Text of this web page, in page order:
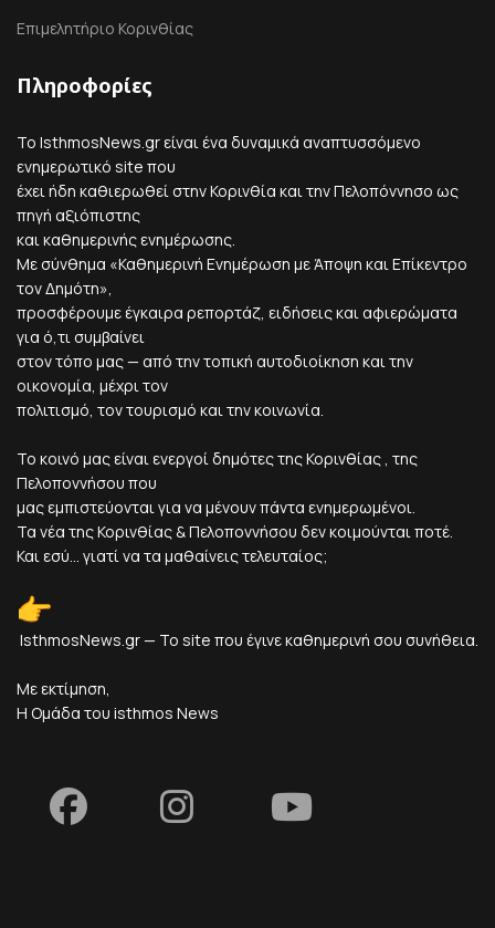
Επιμελητήριο Κορινθίας
Πληροφορίες
Το IsthmosNews.gr είναι ένα δυναμικά αναπτυσσόμενο
ενημερωτικό site που
έχει ήδη καθιερωθεί στην Κορινθία και την Πελοπόννησο ως
πηγή αξιόπιστης
και καθημερινής ενημέρωσης.
Με σύνθημα «Καθημερινή Ενημέρωση με Άποψη και Επίκεντρο
τον Δημότη»,
προσφέρουμε έγκαιρα ρεπορτάζ, ειδήσεις και αφιερώματα
για ό,τι συμβαίνει
στον τόπο μας — από την τοπική αυτοδιοίκηση και την
οικονομία, μέχρι τον
πολιτισμό, τον τουρισμό και την κοινωνία.
Το κοινό μας είναι ενεργοί δημότες της Κορινθίας , της
Πελοποννήσου που
μας εμπιστεύονται για να μένουν πάντα ενημερωμένοι.
Τα νέα της Κορινθίας & Πελοποννήσου δεν κοιμούνται ποτέ.
Και εσύ... γιατί να τα μαθαίνεις τελευταίος;
IsthmosNews.gr — Το site που έγινε καθημερινή σου συνήθεια.
Με εκτίμηση,
Η Ομάδα του isthmos News